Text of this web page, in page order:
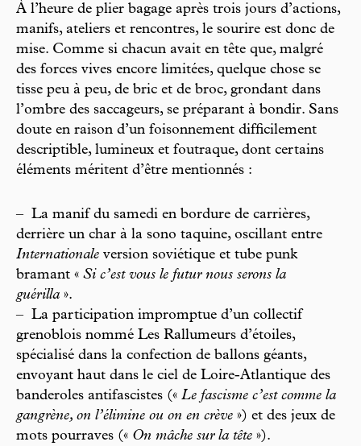
À l’heure de plier bagage après trois jours d’actions,
manifs, ateliers et rencontres, le sourire est donc de
mise. Comme si chacun avait en tête que, malgré
des forces vives encore limitées, quelque chose se
tisse peu à peu, de bric et de broc, grondant dans
l’ombre des saccageurs, se préparant à bondir. Sans
doute en raison d’un foisonnement difficilement
descriptible, lumineux et foutraque, dont certains
éléments méritent d’être mentionnés :
– La manif du samedi en bordure de carrières,
derrière un char à la sono taquine, oscillant entre
Internationale version soviétique et tube punk
bramant « Si c’est vous le futur nous serons la
guérilla ».
– La participation impromptue d’un collectif
grenoblois nommé Les Rallumeurs d’étoiles,
spécialisé dans la confection de ballons géants,
envoyant haut dans le ciel de Loire-Atlantique des
banderoles antifascistes (« Le fascisme c’est comme la
gangrène, on l’élimine ou on en crève ») et des jeux de
mots pourraves (« On mâche sur la tête »).